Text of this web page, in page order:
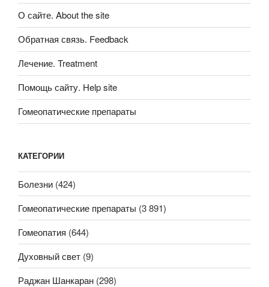
О сайте. About the site
Обратная связь. Feedback
Лечение. Treatment
Помощь сайту. Help site
Гомеопатические препараты
КАТЕГОРИИ
Болезни (424)
Гомеопатические препараты (3 891)
Гомеопатия (644)
Духовный свет (9)
Раджан Шанкаран (298)